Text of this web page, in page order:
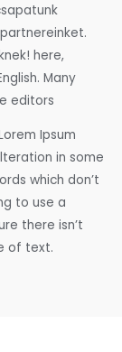
here,
Many
editors
Ipsum
in some
which don’t
to use a
there isn’t
of text.